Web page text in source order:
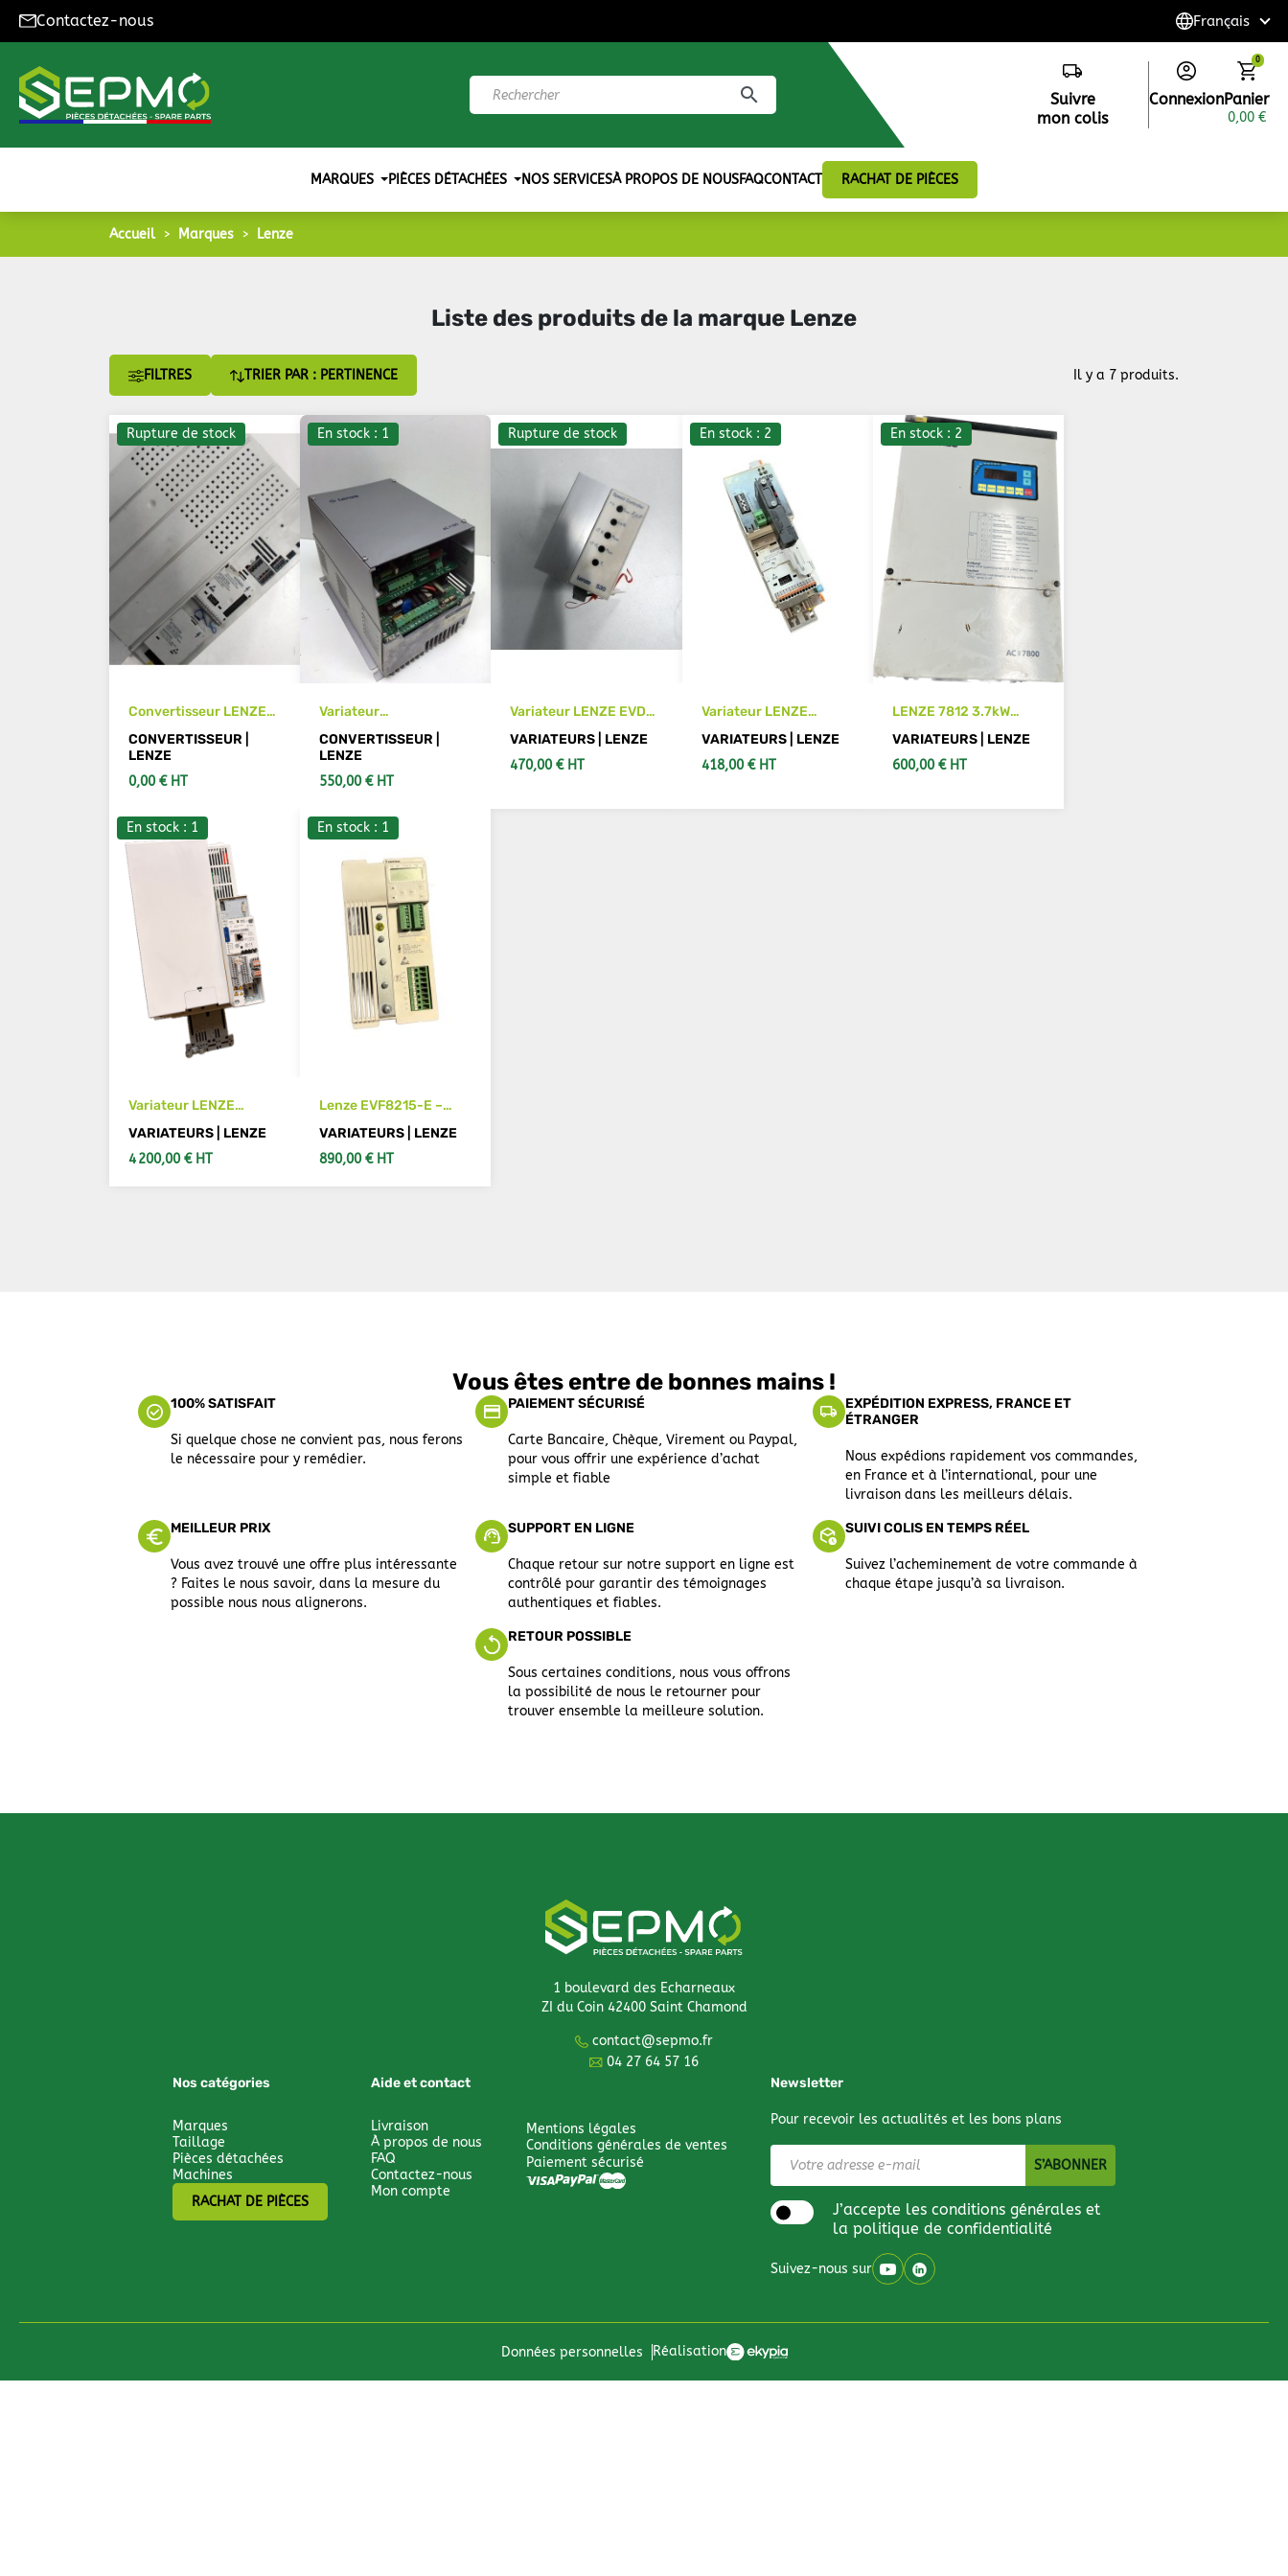
Contactez-nous
search
Suivre
mon colis
ConnexionPanier
0
0,00 €
MARQUES PIÈCES DÉTACHÉES NOS SERVICESÀ PROPOS DE NOUSFAQCONTACT RACHAT DE PIÈCES
Accueil Marques Lenze
Liste des produits de la marque Lenze
FILTRES TRIER PAR : PERTINENCE Il y a 7 produits.
Rupture de stock
Convertisseur LENZE
8200 vector E82E
V303K 48201 XX3C35
CONVERTISSEUR |
LENZE
0,00 € HT
VOIR LES DÉTAILS
En stock : 1
Variateur
convertisseur LENZE
AC 760 ref 762 E 2 b
CONVERTISSEUR |
LENZE
550,00 € HT
AJOUTER AU PANIER
Rupture de stock
Variateur LENZE EVD
534--E
VARIATEURS | LENZE
470,00 € HT
En stock : 2
Variateur LENZE
E82EV551_2C
VARIATEURS | LENZE
418,00 € HT
En stock : 2
LENZE 7812 3.7kW
Variateur avec
afficheur AC 7800
VARIATEURS | LENZE
600,00 € HT
En stock : 1
Variateur LENZE
E84AVTCE4534VB0
VARIATEURS | LENZE
4 200,00 € HT
En stock : 1
Lenze EVF8215-E –
Variateur de fréquence
1,5 kW, 380-480V
VARIATEURS | LENZE
890,00 € HT
Vous êtes entre de bonnes mains !
100% SATISFAIT
Si quelque chose ne convient pas, nous ferons
le nécessaire pour y remédier.
PAIEMENT SÉCURISÉ
Carte Bancaire, Chèque, Virement ou Paypal,
pour vous offrir une expérience d’achat
simple et fiable
EXPÉDITION EXPRESS, FRANCE ET
ÉTRANGER
Nous expédions rapidement vos commandes,
en France et à l’international, pour une
livraison dans les meilleurs délais.
MEILLEUR PRIX
Vous avez trouvé une offre plus intéressante
? Faites le nous savoir, dans la mesure du
possible nous nous alignerons.
SUPPORT EN LIGNE
Chaque retour sur notre support en ligne est
contrôlé pour garantir des témoignages
authentiques et fiables.
SUIVI COLIS EN TEMPS RÉEL
Suivez l’acheminement de votre commande à
chaque étape jusqu’à sa livraison.
RETOUR POSSIBLE
Sous certaines conditions, nous vous offrons
la possibilité de nous le retourner pour
trouver ensemble la meilleure solution.
1 boulevard des Echarneaux
ZI du Coin 42400 Saint Chamond
contact@sepmo.fr
04 27 64 57 16
Nos catégories
Marques
Taillage
Pièces détachées
Machines
RACHAT DE PIÈCES
Aide et contact
Livraison
À propos de nous
FAQ
Contactez-nous
Mon compte
Mentions légales
Conditions générales de ventes
Paiement sécurisé
Newsletter
Pour recevoir les actualités et les bons plans
J’accepte les conditions générales et
la politique de confidentialité
Suivez-nous sur
Données personnelles Réalisation